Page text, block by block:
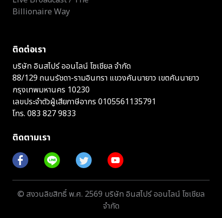
Billionaire Way
ติดต่อเรา
บริษัท อินสไปร์ ออนไลน์ โซเชียล จำกัด
88/129 ถนนรัชดา-รามอินทรา แขวงคันนายาว เขตคันนายาว
กรุงเทพมหานคร 10230
เลขประจำตัวผู้เสียภาษีอากร 0105561135791
โทร. 083 827 9833
ติดตามเรา
© สงวนลิขสิทธิ์ พ.ศ. 2569 บริษัท อินสไปร์ ออนไลน์ โซเชียล
จำกัด